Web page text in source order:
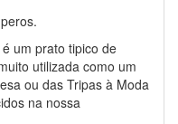
um prato tipico de
utilizada como um
ou das Tripas à Moda
na nossa